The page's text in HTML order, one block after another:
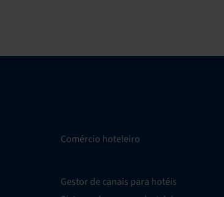
Comércio hoteleiro
Gestor de canais para hotéis